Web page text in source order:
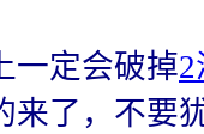
一定会破掉2
来了，不要